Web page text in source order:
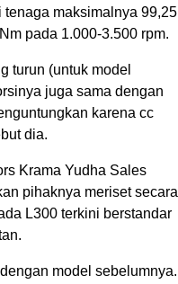
tenaga maksimalnya 99,25
pada 1.000-3.500 rpm.
turun (untuk model
juga sama dengan
karena cc
dia.
Krama Yudha Sales
pihaknya meriset secara
L300 terkini berstandar
model sebelumnya.